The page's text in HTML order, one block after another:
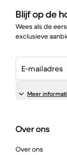
Blijf op de
Wees als de
exclusieve
E-mailadres
Meer
Over ons
Over ons